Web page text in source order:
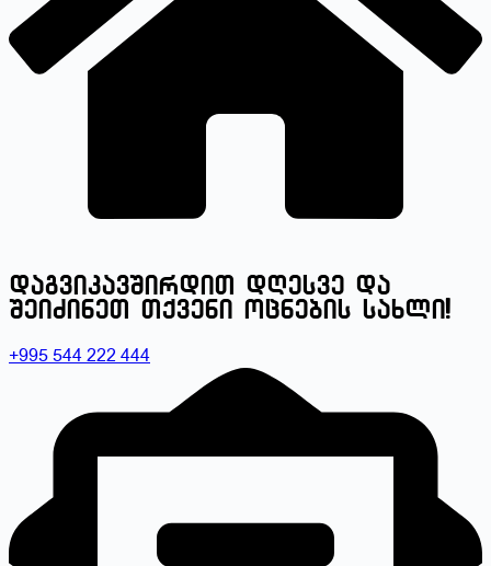
დაგვიკავშირდით დღესვე და
შეიძინეთ თქვენი ოცნების სახლი!
+995 544 222 444